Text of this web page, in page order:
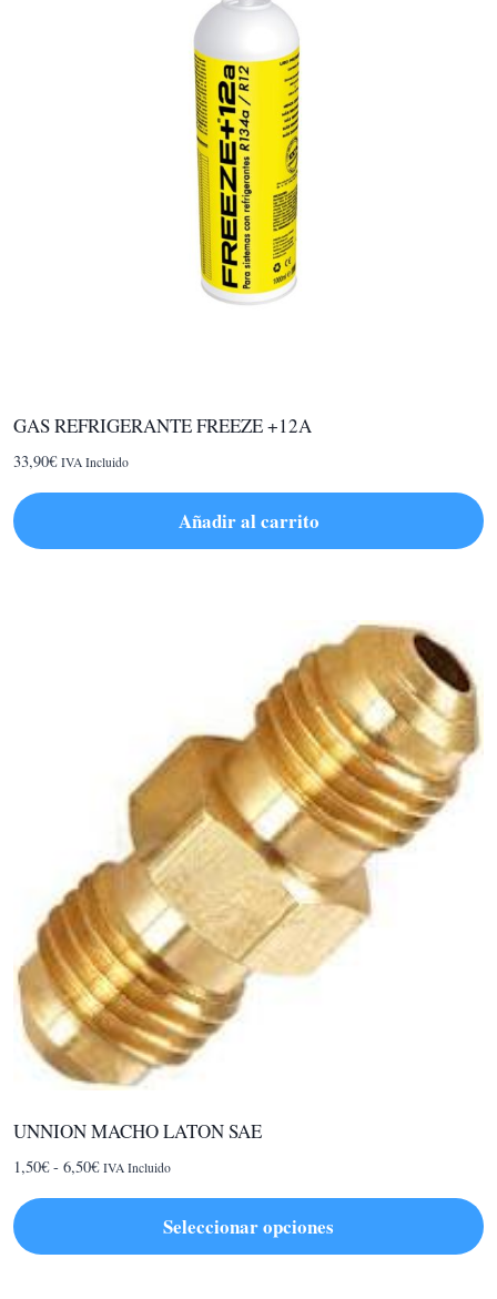
GAS REFRIGERANTE FREEZE +12A
33,90€ IVA Incluido
Añadir al carrito
UNNION MACHO LATON SAE
1,50€ - 6,50€Rango
IVA Incluido
Seleccionar opciones